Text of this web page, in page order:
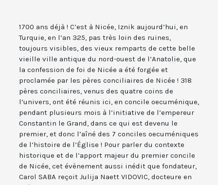
1700 ans déjà ! C’est à Nicée, Iznik aujourd’hui, en
Turquie, en l’an 325, pas très loin des ruines,
toujours visibles, des vieux remparts de cette belle
vieille ville antique du nord-ouest de l’Anatolie, que
la confession de foi de Nicée a été forgée et
proclamée par les pères conciliaires de Nicée ! 318
pères conciliaires, venus des quatre coins de
l’univers, ont été réunis ici, en concile oecuménique,
pendant plusieurs mois à l’initiative de l’empereur
Constantin le Grand, dans ce qui est devenu le
premier, et donc l’aîné des 7 conciles oecuméniques
de l’histoire de l’Église ! Pour parler du contexte
historique et de l’apport majeur du premier concile
de Nicée, cet évènement aussi inédit que fondateur,
Carol SABA reçoit Julija Naett VIDOVIC, docteure en